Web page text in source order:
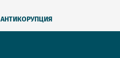
АНТИКОРУПЦИЯ